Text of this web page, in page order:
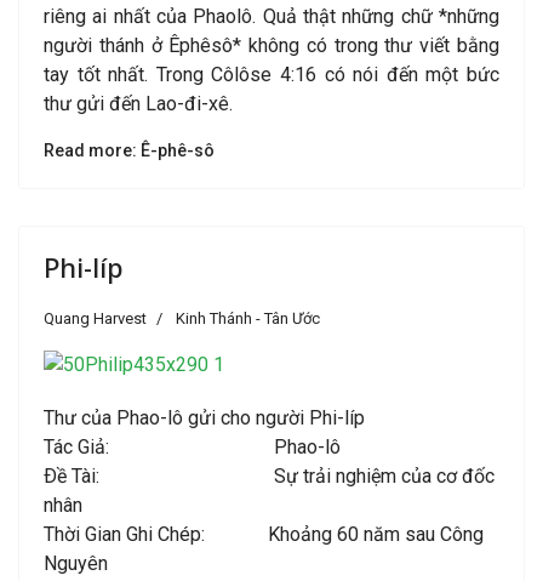
riêng ai nhất của Phaolô. Quả thật những chữ *những
người thánh ở Êphêsô* không có trong thư viết bằng
tay tốt nhất. Trong Côlôse 4:16 có nói đến một bức
thư gửi đến Lao-đi-xê.
Read more: Ê-phê-sô
Phi-líp
Quang Harvest Kinh Thánh - Tân Ước
Thư của Phao-lô gửi cho người Phi-líp
Tác Giả: Phao-lô
Ðề Tài: Sự trải nghiệm của cơ đốc
nhân
Thời Gian Ghi Chép: Khoảng 60 năm sau Công
Nguyên